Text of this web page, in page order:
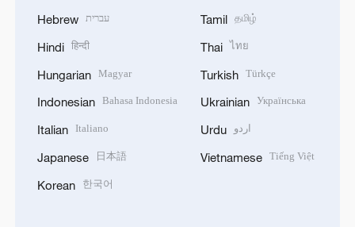
Hebrew עברית
Hindi हिन्दी
Hungarian Magyar
Indonesian Bahasa Indonesia
Italian Italiano
Japanese 日本語
Korean 한국어
Tamil தமிழ்
Thai ไทย
Turkish Türkçe
Ukrainian Українська
Urdu اردو
Vietnamese Tiếng Việt